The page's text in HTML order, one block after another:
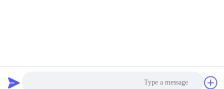
Equipment Co., Ltd . كل شيء حقوق محجوزة